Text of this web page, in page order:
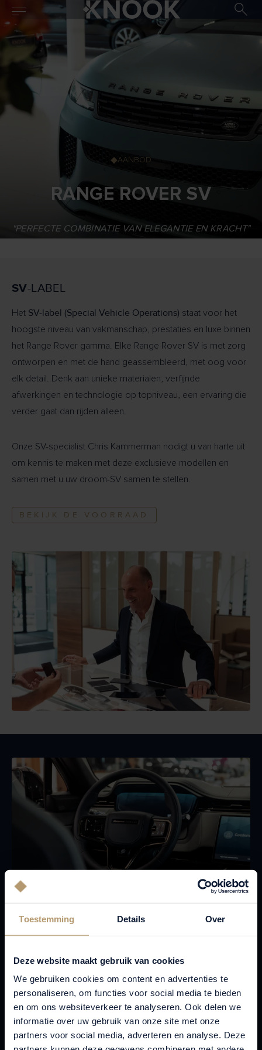
Toestemming Details Over
Deze website maakt gebruik van cookies
We gebruiken cookies om content en advertenties te
personaliseren, om functies voor social media te bieden
en om ons websiteverkeer te analyseren. Ook delen we
informatie over uw gebruik van onze site met onze
partners voor social media, adverteren en analyse. Deze
AANBOD
RANGE ROVER SV
"PERFECTE COMBINATIE VAN ELEGANTIE EN KRACHT"
SV-LABEL
Het SV-label (Special Vehicle Operations) staat voor het
hoogste niveau van vakmanschap, prestaties en luxe binnen
het Range Rover gamma. Elke Range Rover SV is met zorg
ontworpen en met de hand geassembleerd, met oog voor
elk detail. Denk aan unieke materialen, verfijnde
afwerkingen en technologie op topniveau, een ervaring die
verder gaat dan rijden alleen.
Onze SV-specialist Chris Kammerman nodigt u van harte uit
om kennis te maken met deze exclusieve modellen en
samen met u uw droom-SV samen te stellen.
BEKIJK DE VOORRAAD
ROVER SV?
Onovertroffen luxe:van keramische details in het
interieur tot met de hand afgewerkte bekleding , SV-
modellen tillen luxe naar een nieuw niveau.
Uniek design:de Range Rover SV is herkenbaar aan